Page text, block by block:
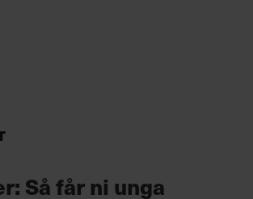
Så får ni unga